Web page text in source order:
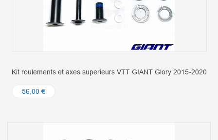
Kit roulements et axes superieurs VTT GIANT Glory 2015-2020
56,00 €